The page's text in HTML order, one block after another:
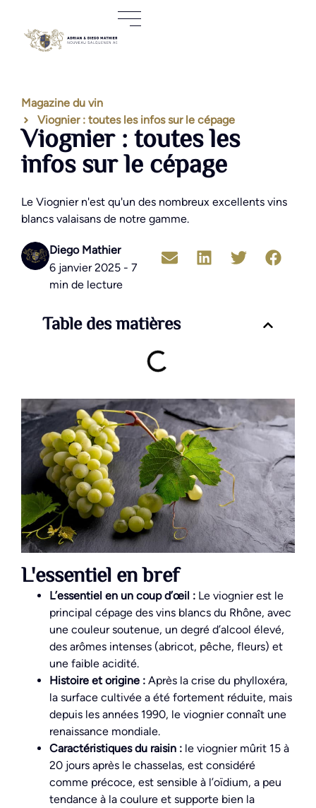
Magazine du vin
Viognier : toutes les infos sur le cépage
Viognier : toutes les
infos sur le cépage
Le Viognier n'est qu'un des nombreux excellents vins
blancs valaisans de notre gamme.
Diego Mathier
6 janvier 2025 - 7
min de lecture
Table des matières
L'essentiel en bref
L’essentiel en un coup d’œil : Le viognier est le
principal cépage des vins blancs du Rhône, avec
une couleur soutenue, un degré d’alcool élevé,
des arômes intenses (abricot, pêche, fleurs) et
une faible acidité.
Histoire et origine : Après la crise du phylloxéra,
la surface cultivée a été fortement réduite, mais
depuis les années 1990, le viognier connaît une
renaissance mondiale.
Caractéristiques du raisin : le viognier mûrit 15 à
20 jours après le chasselas, est considéré
comme précoce, est sensible à l’oïdium, a peu
tendance à la coulure et supporte bien la